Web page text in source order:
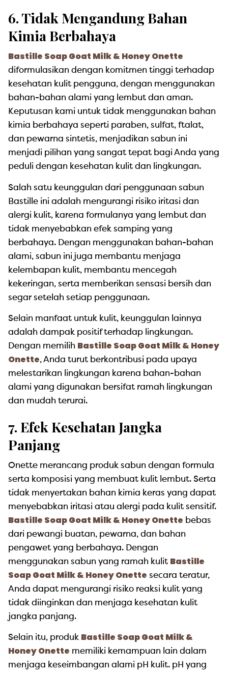
6. Tidak Mengandung Bahan
Kimia Berbahaya
Bastille Soap Goat Milk & Honey Onette
diformulasikan dengan komitmen tinggi terhadap
kesehatan kulit pengguna, dengan menggunakan
bahan-bahan alami yang lembut dan aman.
Keputusan kami untuk tidak menggunakan bahan
kimia berbahaya seperti paraben, sulfat, ftalat,
dan pewarna sintetis, menjadikan sabun ini
menjadi pilihan yang sangat tepat bagi Anda yang
peduli dengan kesehatan kulit dan lingkungan.
Salah satu keunggulan dari penggunaan sabun
Bastille ini adalah mengurangi risiko iritasi dan
alergi kulit, karena formulanya yang lembut dan
tidak menyebabkan efek samping yang
berbahaya. Dengan menggunakan bahan-bahan
alami, sabun ini juga membantu menjaga
kelembapan kulit, membantu mencegah
kekeringan, serta memberikan sensasi bersih dan
segar setelah setiap penggunaan.
Selain manfaat untuk kulit, keunggulan lainnya
adalah dampak positif terhadap lingkungan.
Dengan memilih Bastille Soap Goat Milk & Honey
Onette, Anda turut berkontribusi pada upaya
melestarikan lingkungan karena bahan-bahan
alami yang digunakan bersifat ramah lingkungan
dan mudah terurai.
7. Efek Kesehatan Jangka
Panjang
Onette merancang produk sabun dengan formula
serta komposisi yang membuat kulit lembut. Serta
tidak menyertakan bahan kimia keras yang dapat
menyebabkan iritasi atau alergi pada kulit sensitif.
Bastille Soap Goat Milk & Honey Onette bebas
dari pewangi buatan, pewarna, dan bahan
pengawet yang berbahaya. Dengan
menggunakan sabun yang ramah kulit Bastille
Soap Goat Milk & Honey Onette secara teratur,
Anda dapat mengurangi risiko reaksi kulit yang
tidak diinginkan dan menjaga kesehatan kulit
jangka panjang.
Selain itu, produk Bastille Soap Goat Milk &
Honey Onette memiliki kemampuan lain dalam
menjaga keseimbangan alami pH kulit. pH yang